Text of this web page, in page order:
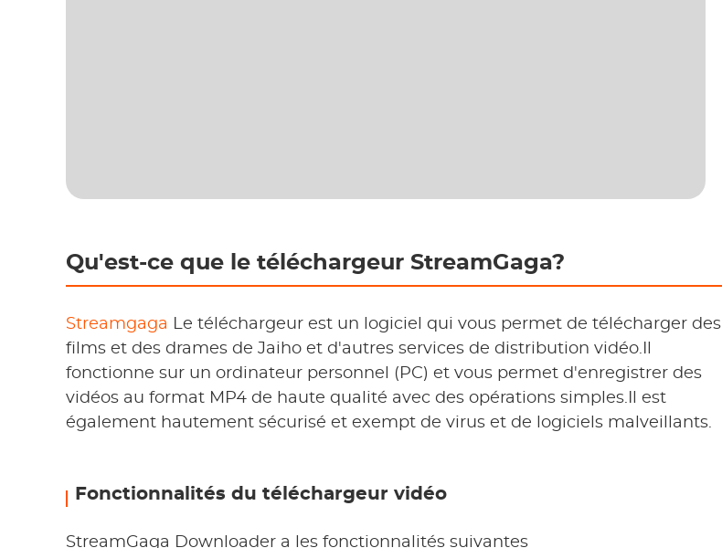
Qu'est-ce que le téléchargeur StreamGaga?
Streamgaga Le téléchargeur est un logiciel qui vous permet de télécharger des
films et des drames de Jaiho et d'autres services de distribution vidéo.Il
fonctionne sur un ordinateur personnel (PC) et vous permet d'enregistrer des
vidéos au format MP4 de haute qualité avec des opérations simples.Il est
également hautement sécurisé et exempt de virus et de logiciels malveillants.
Fonctionnalités du téléchargeur vidéo
StreamGaga Downloader a les fonctionnalités suivantes